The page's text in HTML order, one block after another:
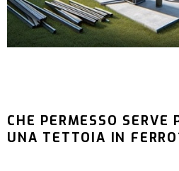
CHE PERMESSO SERVE
UNA TETTOIA IN